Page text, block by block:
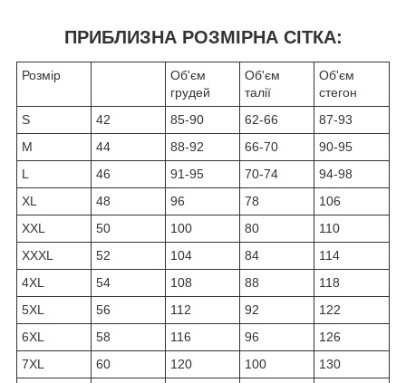
ПРИБЛИЗНА РОЗМІРНА СІТКА:
Розмір
Об'єм
грудей
Об'єм
талії
Об'єм
стегон
S
42 85-90 62-66
87-93
M
44 88-92 66-70
90-95
L
46 91-95 70-74
94-98
XL
48 96 78
106
XXL
50 100 80
110
XXXL
52 104 84
114
4XL
54 108 88
118
5XL
56 112 92
122
6XL
58 116 96
126
7XL
60 120 100
130